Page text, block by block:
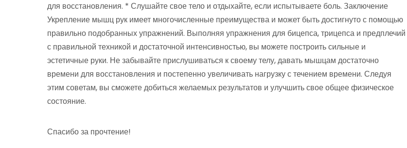
для восстановления. * Слушайте свое тело и отдыхайте, если испытываете боль. Заключение
Укрепление мышц рук имеет многочисленные преимущества и может быть достигнуто с помощью
правильно подобранных упражнений. Выполняя упражнения для бицепса, трицепса и предплечий
с правильной техникой и достаточной интенсивностью, вы можете построить сильные и
эстетичные руки. Не забывайте прислушиваться к своему телу, давать мышцам достаточно
времени для восстановления и постепенно увеличивать нагрузку с течением времени. Следуя
этим советам, вы сможете добиться желаемых результатов и улучшить свое общее физическое
состояние.
Спасибо за прочтение!